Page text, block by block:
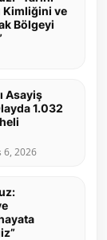
Kimliğini ve
Bölgeyi
Asayiş
1.032
6, 2026